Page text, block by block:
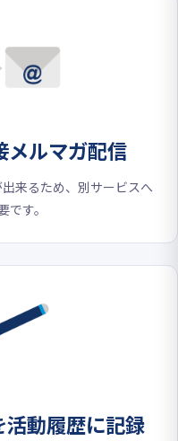
メルマガ配信
来るため、別サービスへ
です。
活動履歴に記録